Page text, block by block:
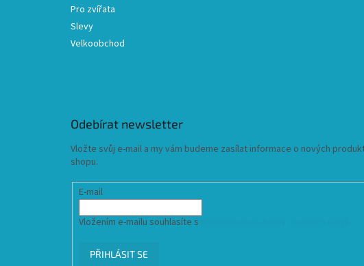
Pro zvířata
Slevy
Velkoobchod
Odebírat newsletter
Vložte svůj e-mail a my vám budeme zasílat informace o nových
shopu.
E-mail
Vložením e-mailu souhlasíte s
PŘIHLÁSIT SE